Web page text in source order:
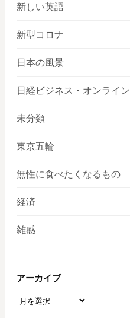
新しい英語
新型コロナ
日本の風景
日経ビジネス・オンライン
未分類
東京五輪
無性に食べたくなるもの
経済
雑感
アーカイブ
ア